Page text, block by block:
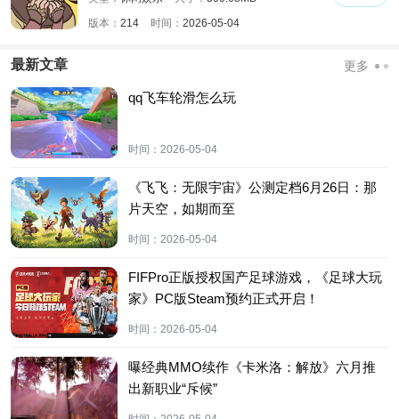
版本： 214 时间： 2026-05-04
最新文章 更多
qq飞车轮滑怎么玩
时间： 2026-05-04
《飞飞：无限宇宙》公测定档6月26日：那
片天空，如期而至
时间： 2026-05-04
FIFPro正版授权国产足球游戏，《足球大玩
家》PC版Steam预约正式开启！
时间： 2026-05-04
曝经典MMO续作《卡米洛：解放》六月推
出新职业“斥候”